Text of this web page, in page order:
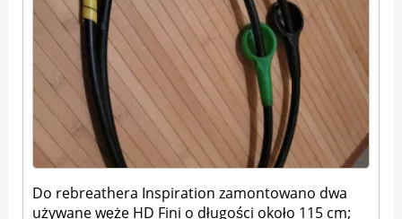
Do rebreathera Inspiration zamontowano dwa
używane węże HD Fini o długości około 115 cm;